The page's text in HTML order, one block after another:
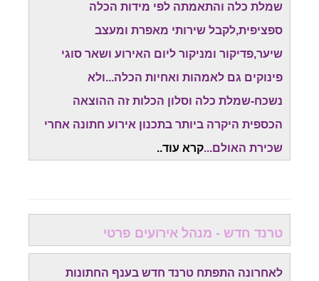
שמלת כלה והתאמתה לפי מידות הכלה
ספציפית,לקבל שירותי מאפרת ומעצב
שיער,פדיקור ומניקור ליום האירוע ושאר סוגי
פינוקים גם לאמהות ואחיות הכלה...ולא
נשכח-שמלת כלה וסלון הכלות זה ההוצאה
הכספית היקרה ביותר בתכנון אירוע חתונה אחרי
שכירת האולם...קרא עוד..
טרנד חדש - מנהל אירועים פרטי
לאחרונה התפתח טרנד חדש בענף החתונות